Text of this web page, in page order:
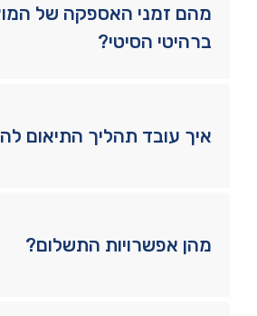
מהם זמני האספקה של
ברהיטי הסיטי?
איך עובד תהליך התיאום
מהן אפשרויות התשלום?